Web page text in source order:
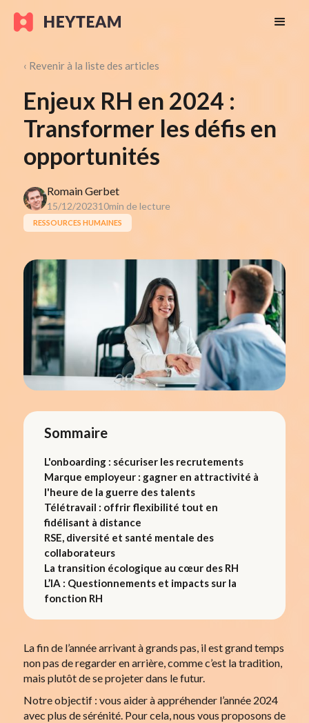
‹ Revenir à la liste des articles
Enjeux RH en 2024 :
Transformer les défis en
opportunités
Romain Gerbet
15/12/202310min de lecture
RESSOURCES HUMAINES
Sommaire
L'onboarding : sécuriser les recrutements
Marque employeur : gagner en attractivité à
l'heure de la guerre des talents
Télétravail : offrir flexibilité tout en
fidélisant à distance
RSE, diversité et santé mentale des
collaborateurs
La transition écologique au cœur des RH
L’IA : Questionnements et impacts sur la
fonction RH
La fin de l’année arrivant à grands pas, il est grand temps
non pas de regarder en arrière, comme c’est la tradition,
mais plutôt de se projeter dans le futur.
Notre objectif : vous aider à appréhender l’année 2024
avec plus de sérénité. Pour cela, nous vous proposons de